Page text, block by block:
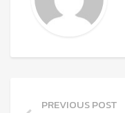
PREVIOUS POST